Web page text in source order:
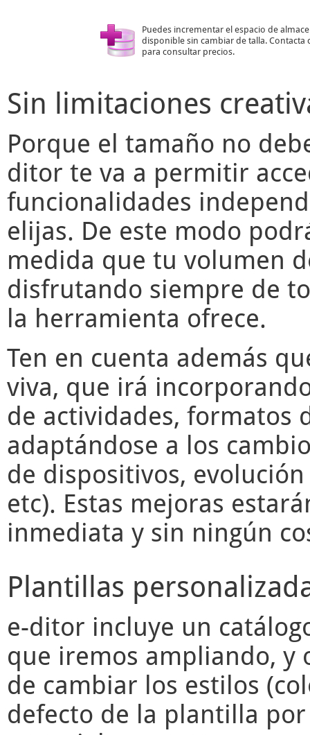
Puedes incrementar el espacio de
disponible sin cambiar de talla. Contacta
para consultar precios.
Sin limitaciones
Porque el tamaño no
ditor te va a permitir
funcionalidades
elijas. De este modo
medida que tu volumen
disfrutando siempre de
la herramienta ofrece.
Ten en cuenta además
viva, que irá
de actividades, formatos
adaptándose a los
de dispositivos,
etc). Estas mejoras
inmediata y sin ningún
Plantillas
e-ditor incluye un
que iremos ampliando, y
de cambiar los estilos
defecto de la plantilla